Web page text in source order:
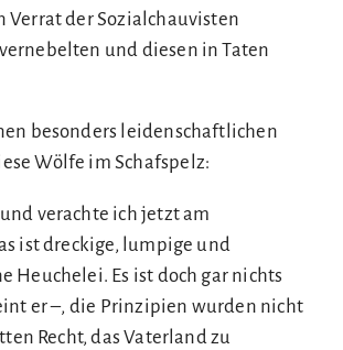
Verrat der Sozialchauvisten
und diesen in Taten
besonders leidenschaftlichen
Wölfe im Schafspelz:
verachte ich jetzt am
ist dreckige, lumpige und
Heuchelei. Es ist doch gar nichts
er –, die Prinzipien wurden nicht
Recht, das Vaterland zu